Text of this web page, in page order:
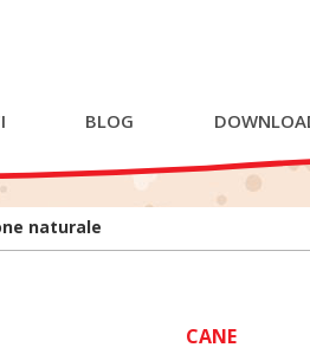
BLOG
naturale
CANE